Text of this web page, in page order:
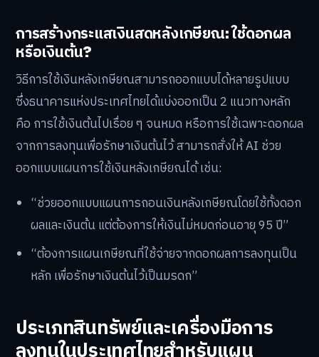
การสร้างกระแสเงินสดหลังเกษียณ: ใช้ดอกผล
หรือเงินต้น?
วิธีการใช้เงินหลังเกษียณสามารถออกแบบได้หลายรูปแบบ
ซึ่งธนาคารแห่งประเทศไทยได้แบ่งออกเป็น 2 แนวทางหลัก
คือ การใช้เงินต้นไปเรื่อย ๆ จนหมด หรือการใช้เฉพาะดอกผล
จากการลงทุนเพื่อรักษาเงินต้นไว้ สามารถสั่งให้ AI ช่วย
ออกแบบแผนการใช้เงินหลังเกษียณได้ เช่น:
“ช่วยออกแบบแผนการถอนเงินหลังเกษียณโดยใช้ทั้งดอก
ผลและเงินต้น แต่ต้องการให้เงินไม่หมดก่อนอายุ 95 ปี”
“ต้องการแผนเกษียณที่ใช้จ่ายจากดอกผลการลงทุนเป็น
หลัก เพื่อรักษาเงินต้นไว้เป็นมรดก”
ประเภทสินทรัพย์และเครื่องมือการ
ลงทุนในประเทศไทยสำหรับแผน